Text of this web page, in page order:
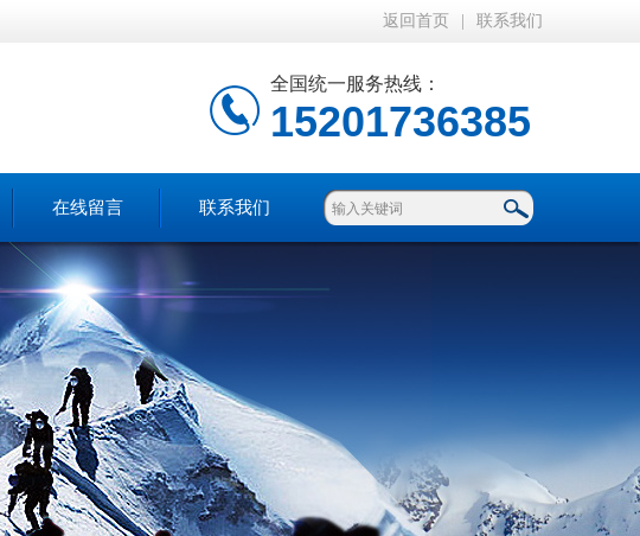
返回首页 联系我们
全国统一服务热线：
15201736385
在线留言 联系我们